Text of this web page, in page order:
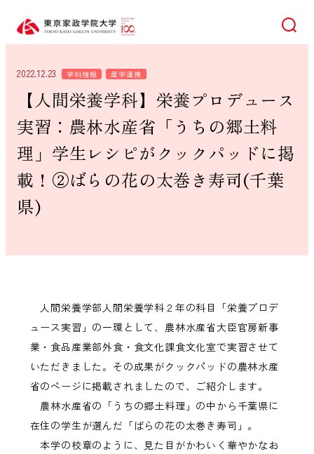
検索
2022.12.23 学科情報 産学連携
【人間栄養学科】栄養プロデュース
実習：農林水産省「うちの郷土料
理」学生レシピがクックパッドに掲
載！②ばらの花の太巻き寿司(千葉
県)
人間栄養学部人間栄養学科２年の科目「栄養プロデ
ュース実習」の一環として、農林水産省大臣官房新事
業・食品産業部外食・食文化課食文化室で実習させて
いただきました。その成果がクックパッドの農林水産
省のページに掲載されましたので、ご紹介します。
農林水産省の「うちの郷土料理」の中から千葉県に
在住の学生が選んだ「ばらの花の太巻き寿司」。
本学の校章のように、見た目がかわいく華やかなお